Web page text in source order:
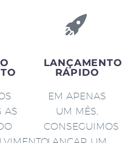
AS
LANÇAMENTO
RÁPIDO
EM APENAS
UM MÊS,
CONSEGUIMOS